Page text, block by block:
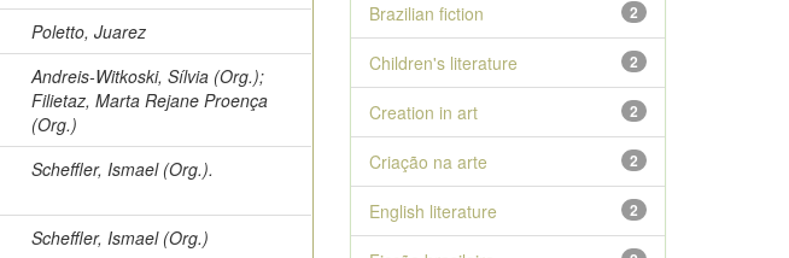
Poletto, Juarez
Andreis-Witkoski, Sílvia (Org.);
Filietaz, Marta Rejane Proença
(Org.)
Scheffler, Ismael (Org.).
Scheffler, Ismael (Org.)
2
Brazilian fiction
2
Children's literature
2
Creation in art
2
Criação na arte
2
English literature